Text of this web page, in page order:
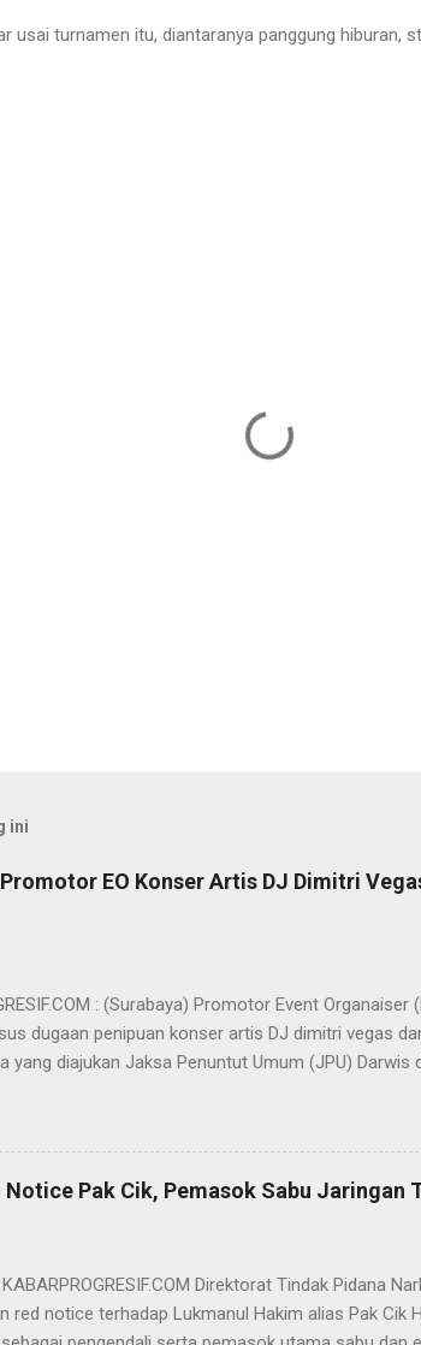
usai turnamen itu, diantaranya panggung hiburan,
ini
EO Konser Artis DJ Dimitri
: (Surabaya) Promotor Event
dugaan penipuan konser artis DJ dimitri vegas
yang diajukan Jaksa Penuntut Umum (JPU) Darwis
pertimbangannya, hakim Sigit menerangkan,
tersebut tidak terdapat unsur penipuan sehingga
hakim, kasus yang menjerat Ervan merupakan
Ervan diputus bebas dari tuntutan hukum (onslag
Pak Cik, Pemasok Sabu Jaringan
Direktorat Tindak Pidana
red notice terhadap Lukmanul Hakim alias Pak Cik